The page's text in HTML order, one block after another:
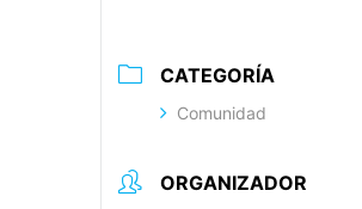
CATEGORÍA
Comunidad
ORGANIZADOR